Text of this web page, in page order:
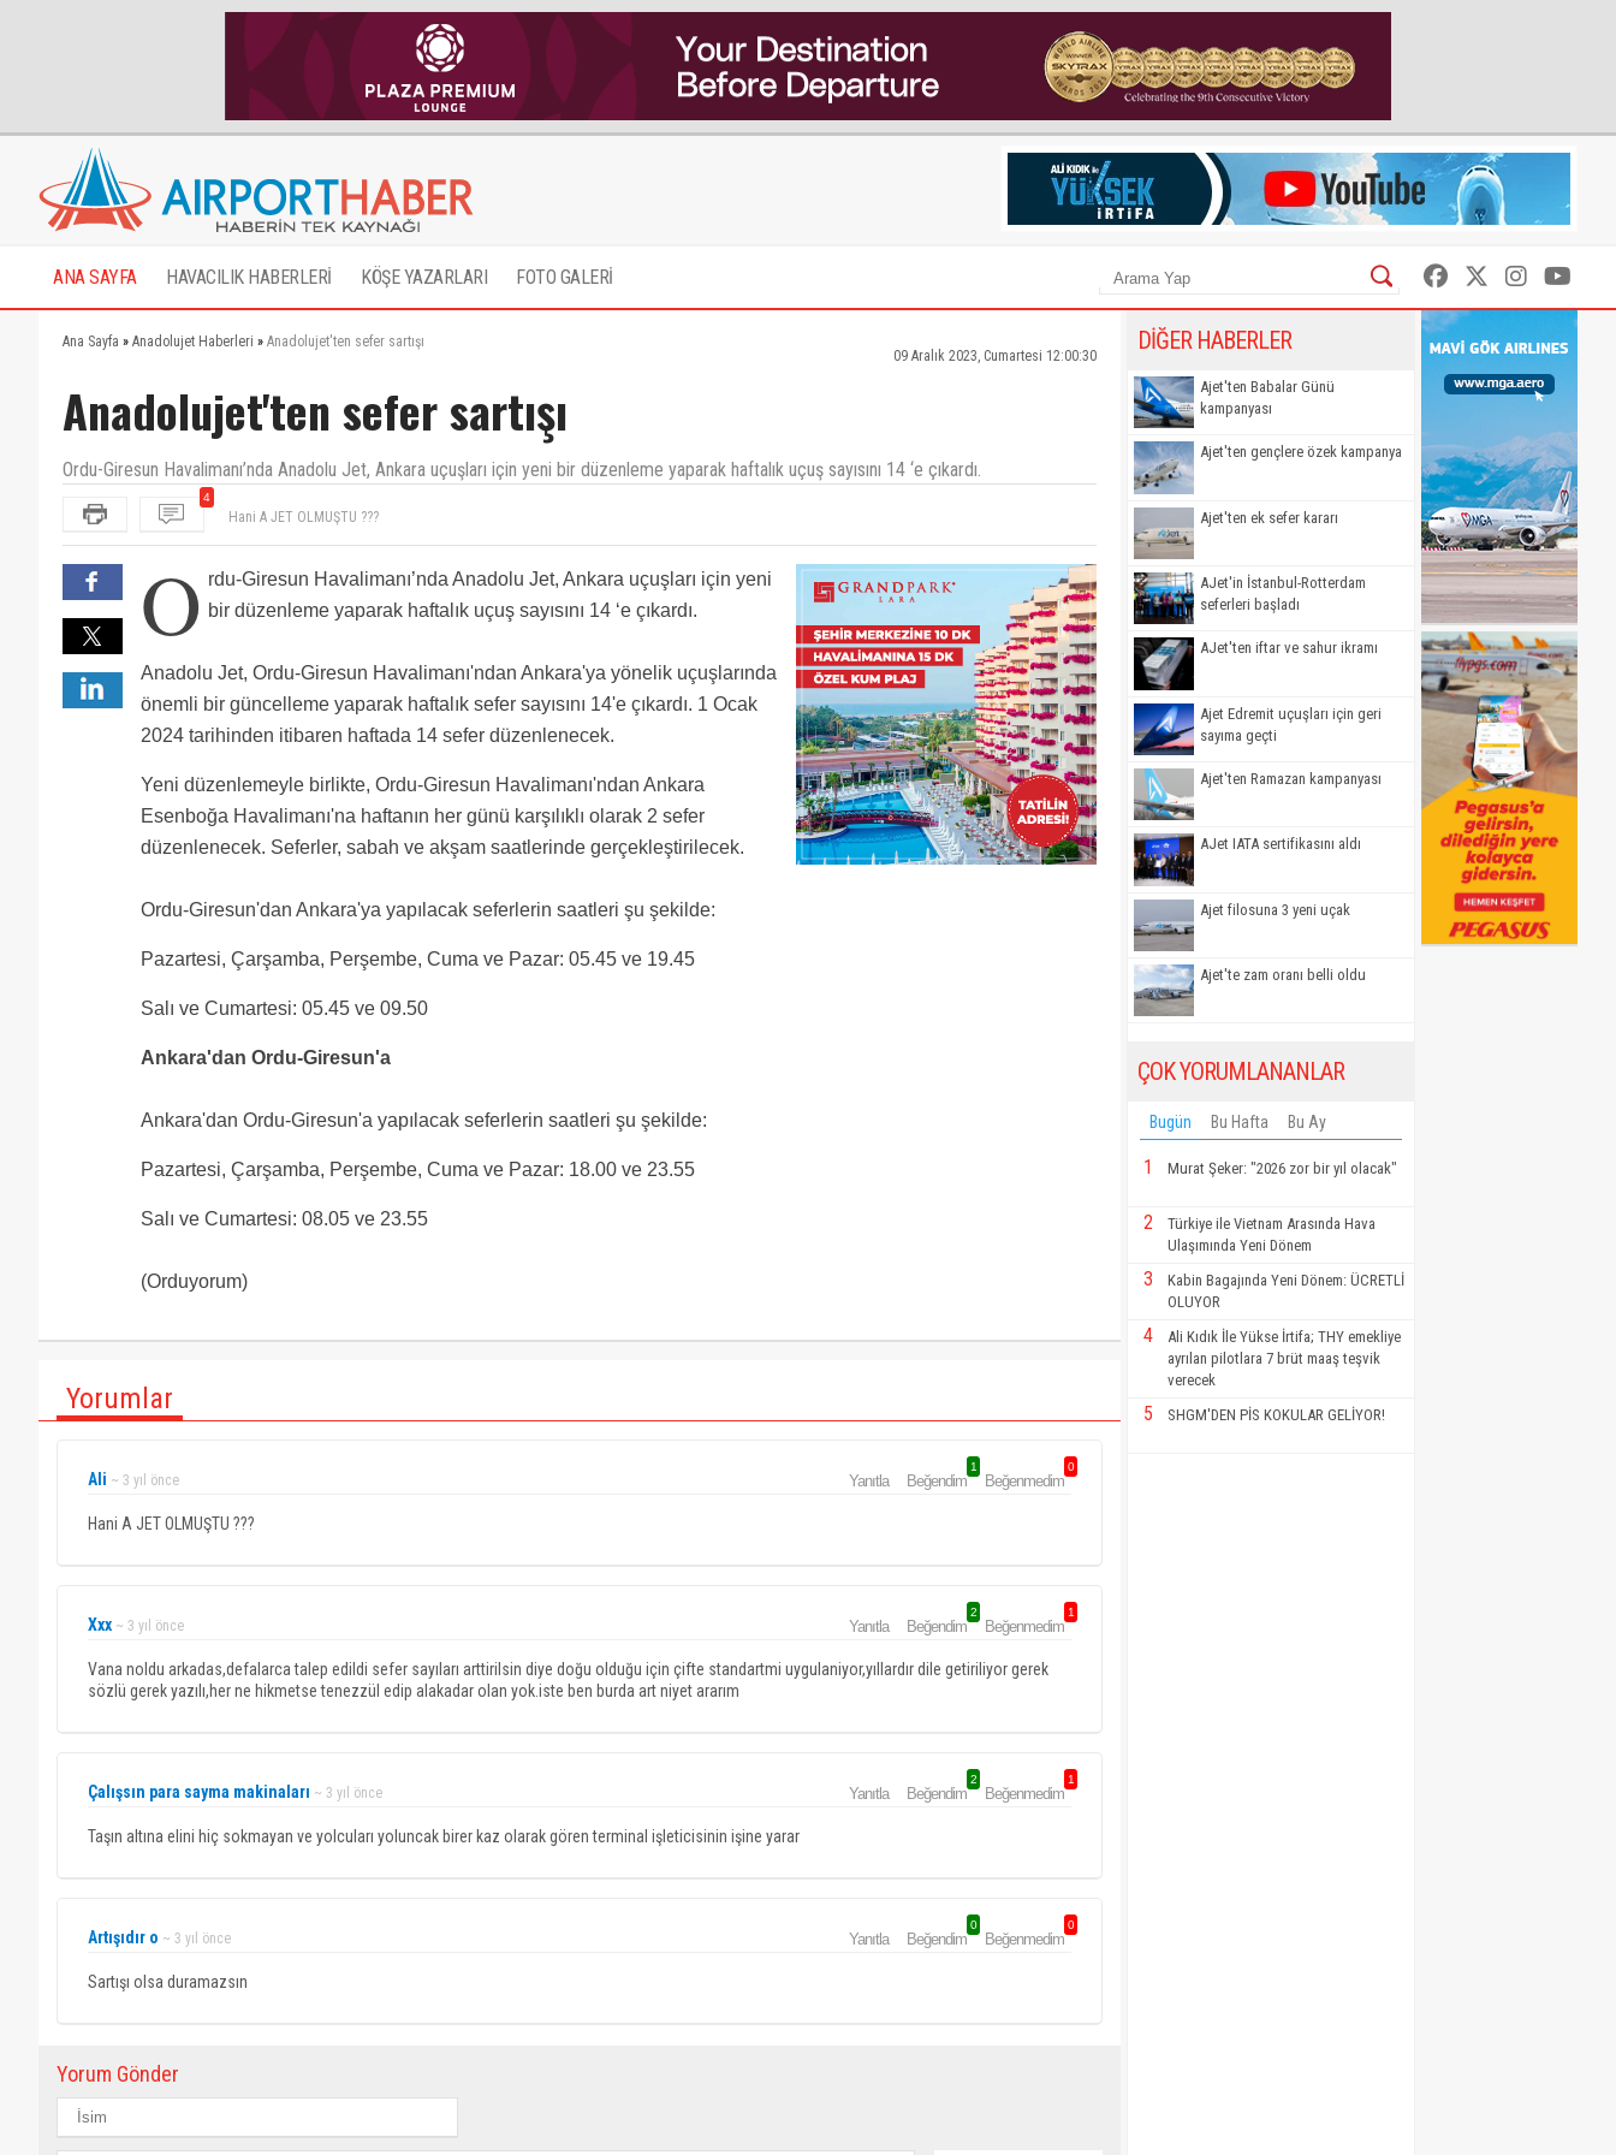
ANA SAYFA HAVACILIK HABERLERİ KÖŞE YAZARLARI FOTO GALERİ
Ana Sayfa » Anadolujet Haberleri » Anadolujet'ten sefer sartışı
09 Aralık 2023, Cumartesi 12:00:30
Anadolujet'ten sefer sartışı
Ordu-Giresun Havalimanı’nda Anadolu Jet, Ankara uçuşları için yeni bir düzenleme yaparak haftalık uçuş sayısını 14 ‘e çıkardı.
4
Vana noldu arkadas,defalarca talep edildi sefer sayıları arttirilsin diye doğu olduğu için çifte standartmi uygulaniyor,yıllardır dile getiriliyor
O rdu-Giresun Havalimanı’nda Anadolu Jet, Ankara uçuşları için yeni
bir düzenleme yaparak haftalık uçuş sayısını 14 ‘e çıkardı.
Anadolu Jet, Ordu-Giresun Havalimanı'ndan Ankara'ya yönelik uçuşlarında
önemli bir güncelleme yaparak haftalık sefer sayısını 14'e çıkardı. 1 Ocak
2024 tarihinden itibaren haftada 14 sefer düzenlenecek.
Yeni düzenlemeyle birlikte, Ordu-Giresun Havalimanı'ndan Ankara
Esenboğa Havalimanı'na haftanın her günü karşılıklı olarak 2 sefer
düzenlenecek. Seferler, sabah ve akşam saatlerinde gerçekleştirilecek.
Ordu-Giresun'dan Ankara'ya yapılacak seferlerin saatleri şu şekilde:
Pazartesi, Çarşamba, Perşembe, Cuma ve Pazar: 05.45 ve 19.45
Salı ve Cumartesi: 05.45 ve 09.50
Ankara'dan Ordu-Giresun'a
Ankara'dan Ordu-Giresun'a yapılacak seferlerin saatleri şu şekilde:
Pazartesi, Çarşamba, Perşembe, Cuma ve Pazar: 18.00 ve 23.55
Salı ve Cumartesi: 08.05 ve 23.55
(Orduyorum)
Yorumlar
Ali ~ 3 yıl önce Yanıtla Beğendim
1
Beğenmedim
0
Hani A JET OLMUŞTU ???
Xxx ~ 3 yıl önce Yanıtla Beğendim
2
Beğenmedim
1
Vana noldu arkadas,defalarca talep edildi sefer sayıları arttirilsin diye doğu olduğu için çifte standartmi uygulaniyor,yıllardır dile getiriliyor gerek
sözlü gerek yazılı,her ne hikmetse tenezzül edip alakadar olan yok.iste ben burda art niyet ararım
Çalışsın para sayma makinaları ~ 3 yıl önce Yanıtla Beğendim
2
Beğenmedim
1
Taşın altına elini hiç sokmayan ve yolcuları yoluncak birer kaz olarak gören terminal işleticisinin işine yarar
Artışıdır o ~ 3 yıl önce Yanıtla Beğendim
0
Beğenmedim
0
Sartışı olsa duramazsın
Yorum Gönder
DİĞER HABERLER
Ajet'ten Babalar Günü
kampanyası
Ajet'ten gençlere özek kampanya
Ajet'ten ek sefer kararı
AJet'in İstanbul-Rotterdam
seferleri başladı
AJet'ten iftar ve sahur ikramı
Ajet Edremit uçuşları için geri
sayıma geçti
Ajet'ten Ramazan kampanyası
AJet IATA sertifikasını aldı
Ajet filosuna 3 yeni uçak
Ajet'te zam oranı belli oldu
ÇOK YORUMLANANLAR
Bugün Bu Hafta Bu Ay
1 Murat Şeker: "2026 zor bir yıl olacak"
2
Türkiye ile Vietnam Arasında Hava
Ulaşımında Yeni Dönem
3
Kabin Bagajında Yeni Dönem: ÜCRETLİ
OLUYOR
4
Ali Kıdık İle Yükse İrtifa; THY emekliye
ayrılan pilotlara 7 brüt maaş teşvik
verecek
5 SHGM'DEN PİS KOKULAR GELİYOR!